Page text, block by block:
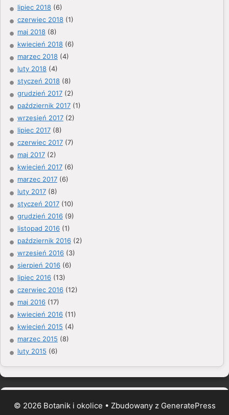
lipiec 2018 (6)
czerwiec 2018 (1)
maj 2018 (8)
kwiecień 2018 (6)
marzec 2018 (4)
luty 2018 (4)
styczeń 2018 (8)
grudzień 2017 (2)
październik 2017 (1)
wrzesień 2017 (2)
lipiec 2017 (8)
czerwiec 2017 (7)
maj 2017 (2)
kwiecień 2017 (6)
marzec 2017 (6)
luty 2017 (8)
styczeń 2017 (10)
grudzień 2016 (9)
listopad 2016 (1)
październik 2016 (2)
wrzesień 2016 (3)
sierpień 2016 (6)
lipiec 2016 (13)
czerwiec 2016 (12)
maj 2016 (17)
kwiecień 2016 (11)
kwiecień 2015 (4)
marzec 2015 (8)
luty 2015 (6)
© 2026 Botanik i okolice • Zbudowany z GeneratePress